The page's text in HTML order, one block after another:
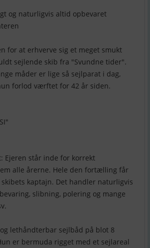
og naturligvis altid opbevaret
for at erhverve sig et meget smukt
sejlende skib fra "Svundne tider".
måder er lige så sejlparat i dag,
forlod værftet for 42 år siden.
Ejeren står inde for korrekt
alle årerne. Hele den fortælling får
kaptajn. Det handler naturligvis
slibning, polering og mange
lethåndterbar sejlbåd på blot 8
er bermuda rigget med et sejlareal